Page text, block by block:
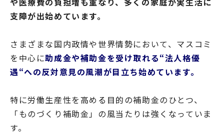
支障が出始めています。
さまざまな国内政情や世界情勢において、マスコミ
を中心に助成金や補助金を受け取れる“法人格優
遇“への反対意見の風潮が目立ち始めています。
特に労働生産性を高める目的の補助金のひとつ、
「ものづくり補助金」の風当たりは強くなっていま
す。